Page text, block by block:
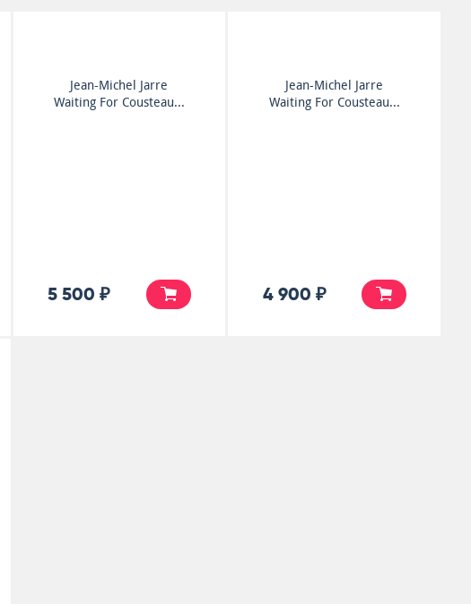
Jean-Michel Jarre
Waiting For Cousteau...
5 500 ₽
Jean-Michel Jarre
Waiting For Cousteau...
4 900 ₽